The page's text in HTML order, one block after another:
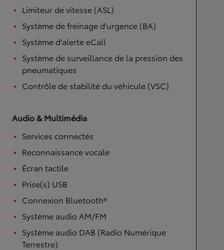
Limiteur de vitesse (ASL)
Système de freinage d'urgence (BA)
Système d'alerte eCall
Système de surveillance de la pression des
pneumatiques
Contrôle de stabilité du véhicule (VSC)
Audio & Multimédia
Services connectés
Reconnaissance vocale
Écran tactile
Prise(s) USB
Connexion Bluetooth®
Système audio AM/FM
Système audio DAB (Radio Numérique
Terrestre)